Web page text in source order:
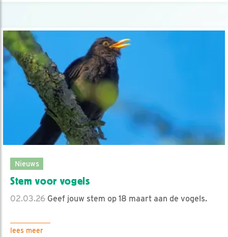
Nieuws
Stem voor vogels
02.03.26 Geef jouw stem op 18 maart aan de vogels.
lees meer